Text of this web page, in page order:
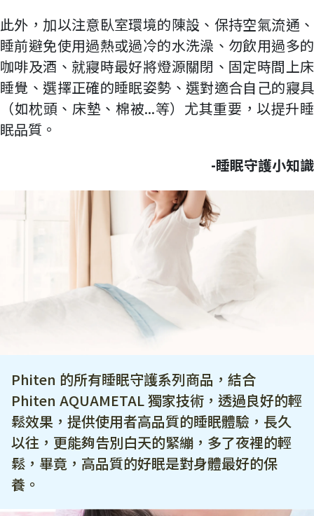
此外，加以注意臥室環境的陳設、保持空氣流通、
睡前避免使用過熱或過冷的水洗澡、勿飲用過多的
咖啡及酒、就寢時最好將燈源關閉、固定時間上床
睡覺、選擇正確的睡眠姿勢、選對適合自己的寢具
（如枕頭、床墊、棉被...等）尤其重要，以提升睡
眠品質。
-睡眠守護小知識
Phiten 的所有睡眠守護系列商品，結合
Phiten AQUAMETAL 獨家技術，透過良好的輕
鬆效果，提供使用者高品質的睡眠體驗，長久
以往，更能夠告別白天的緊繃，多了夜裡的輕
鬆，畢竟，高品質的好眠是對身體最好的保
養。